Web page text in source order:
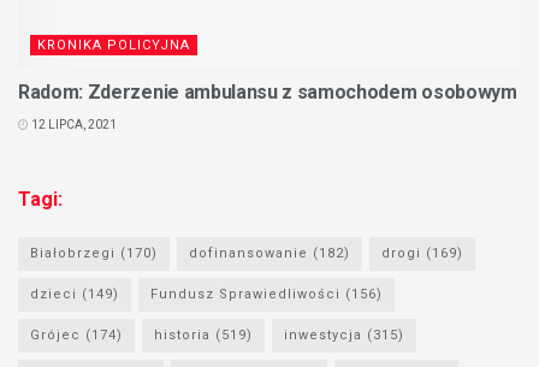
KRONIKA POLICYJNA
Radom: Zderzenie ambulansu z samochodem osobowym
12 LIPCA, 2021
Tagi:
Białobrzegi (170) dofinansowanie (182) drogi (169)
dzieci (149) Fundusz Sprawiedliwości (156)
Grójec (174) historia (519) inwestycja (315)